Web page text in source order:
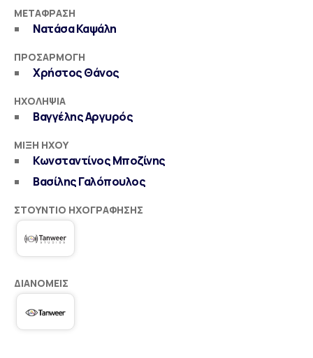
ΜΕΤΆΦΡΑΣΗ
Νατάσα Καψάλη
ΠΡΟΣΑΡΜΟΓΉ
Χρήστος Θάνος
ΗΧΟΛΗΨΊΑ
Βαγγέλης Αργυρός
ΜΊΞΗ ΉΧΟΥ
Κωνσταντίνος Μποζίνης
Βασίλης Γαλόπουλος
ΣΤΟΎΝΤΙΟ ΗΧΟΓΡΆΦΗΣΗΣ
ΔΙΑΝΟΜΕΊΣ